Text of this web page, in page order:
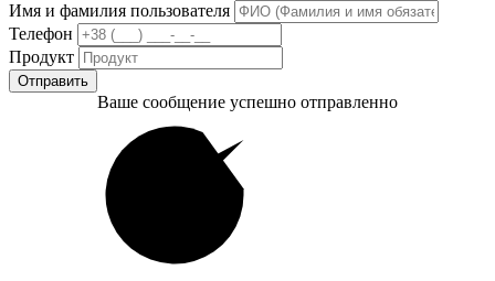
Имя и фамилия пользователя
Телефон
Продукт
Отправить
Ваше сообщение успешно отправленно